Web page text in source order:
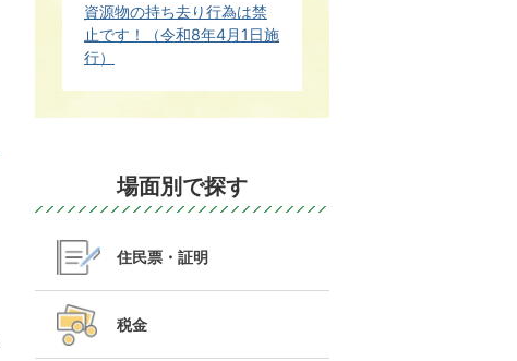
資源物の持ち去り行為は禁
止です！（令和8年4月1日施
行）
場面別で探す
住民票・証明
税金